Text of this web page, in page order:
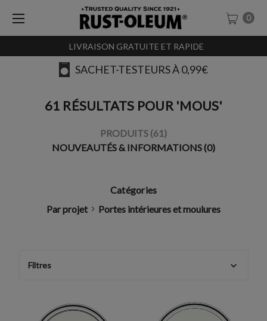
LIVRAISON GRATUITE ET RAPIDE
0
SACHET-TESTEURS À 0,99€
61 RÉSULTATS POUR 'MOUS'
PRODUITS (61)
NOUVEAUTÉS & INFORMATIONS (0)
Catégories
Par projet
Portes intérieures et moulures
Filtres